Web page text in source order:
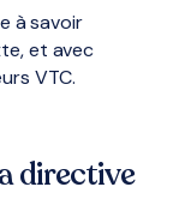
à savoir
et avec
VTC.
directive